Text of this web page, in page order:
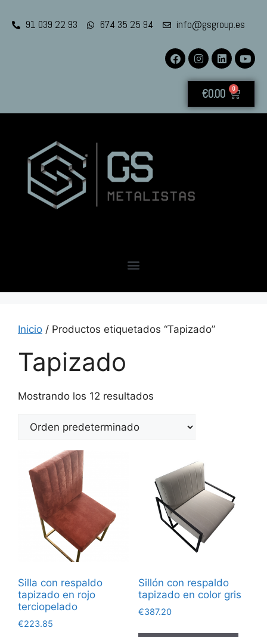
91 039 22 93 674 35 25 94 info@gsgroup.es
€0.00 0
Inicio / Productos etiquetados “Tapizado”
Tapizado
Mostrando los 12 resultados
Silla con respaldo
tapizado en rojo
terciopelado
€223.85
Sillón con respaldo
tapizado en color gris
€387.20